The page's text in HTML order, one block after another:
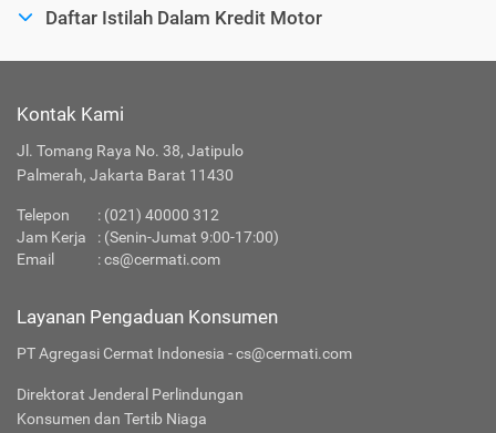
Daftar Istilah Dalam Kredit Motor
Kontak Kami
Jl. Tomang Raya No. 38, Jatipulo
Palmerah, Jakarta Barat 11430
Telepon : (021) 40000 312
Jam Kerja
: (Senin-Jumat 9:00-17:00)
Email
:cs@cermati.com
Layanan Pengaduan Konsumen
PT Agregasi Cermat Indonesia - cs@cermati.com
Direktorat Jenderal Perlindungan
Konsumen dan Tertib Niaga